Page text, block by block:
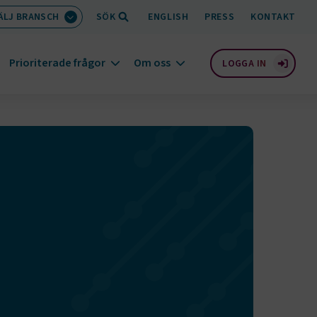
BRANSCH SÖK ENGLISH PRESS KONTAKT
Prioriterade frågor Om oss LOGGA IN